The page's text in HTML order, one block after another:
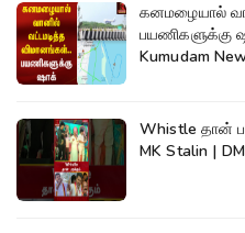
கனமழையால்
பயணிகளுக்கு
Kumudam
Whistle தான் பறக்கும் !! | CM
MK Stalin |